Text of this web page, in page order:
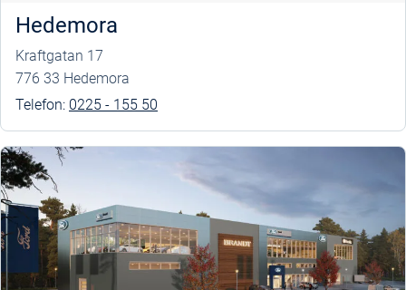
Hedemora
Kraftgatan 17
776 33 Hedemora
Telefon: 0225 - 155 50